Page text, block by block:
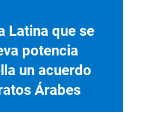
Latina que se
potencia
un acuerdo
Árabes